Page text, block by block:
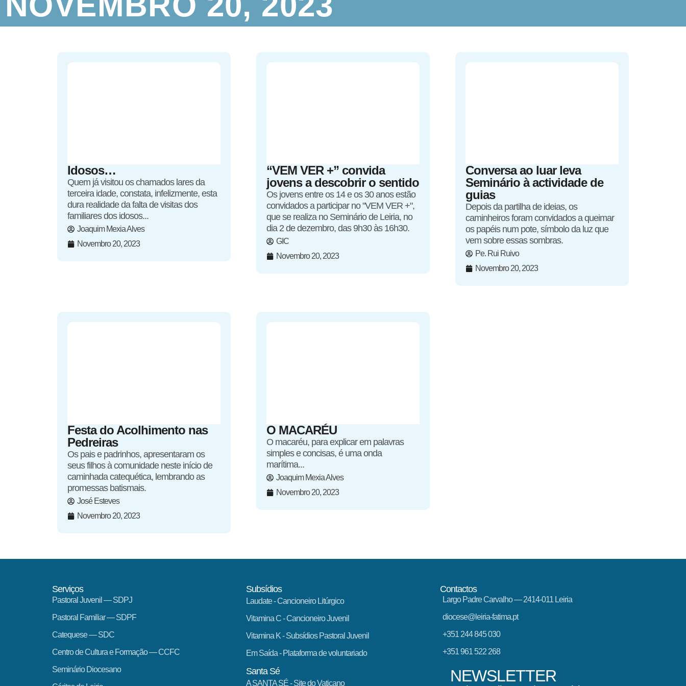
Idosos…
Quem já visitou os chamados lares da
terceira idade, constata, infelizmente, esta
dura realidade da falta de visitas dos
familiares dos idosos...
Joaquim Mexia Alves
Novembro 20, 2023
“VEM VER +” convida
jovens a descobrir o sentido
Os jovens entre os 14 e os 30 anos estão
convidados a participar no "VEM VER +",
que se realiza no Seminário de Leiria, no
dia 2 de dezembro, das 9h30 às 16h30.
GIC
Novembro 20, 2023
Conversa ao luar leva
Seminário à actividade de
guias
Depois da partilha de ideias, os
caminheiros foram convidados a queimar
os papéis num pote, símbolo da luz que
vem sobre essas sombras.
Pe. Rui Ruivo
Novembro 20, 2023
Festa do Acolhimento nas
Pedreiras
Os pais e padrinhos, apresentaram os
seus filhos à comunidade neste início de
caminhada catequética, lembrando as
promessas batismais.
José Esteves
Novembro 20, 2023
O MACARÉU
O macaréu, para explicar em palavras
simples e concisas, é uma onda
marítima...
Joaquim Mexia Alves
Novembro 20, 2023
Serviços
Pastoral Juvenil — SDPJ
Pastoral Familiar — SDPF
Catequese — SDC
Centro de Cultura e Formação — CCFC
Seminário Diocesano
Subsídios
Laudate- Cancioneiro Litúrgico
Vitamina C- Cancioneiro Juvenil
Vitamina K- Subsídios Pastoral Juvenil
Em Saída- Plataforma de voluntariado
Santa Sé
A SANTA SÉ - Site do Vaticano
Contactos
Largo Padre Carvalho — 2414-011 Leiria
diocese@leiria-fatima.pt
+351 244 845 030
+351 961 522 268
NEWSLETTER